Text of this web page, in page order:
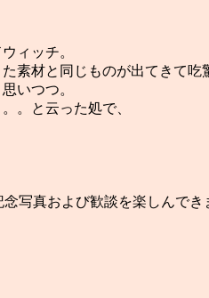
ィッチ。
素材と同じものが出てきて吃
いつつ。
。と云った処で、
写真および歓談を楽しんでき